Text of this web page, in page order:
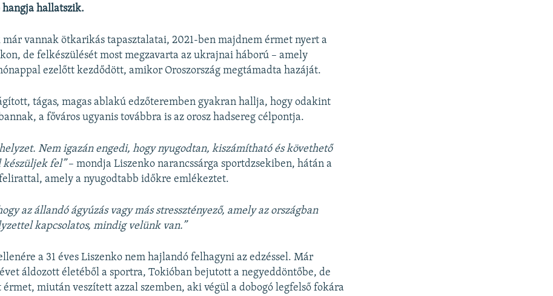
hallatszik.
már vannak ötkarikás tapasztalatai, 2021-ben majdnem érmet nyert a
de felkészülését most megzavarta az ukrajnai háború – amely
ezelőtt kezdődött, amikor Oroszország megtámadta hazáját.
tágas, magas ablakú edzőteremben gyakran hallja, hogy odakint
a főváros ugyanis továbbra is az orosz hadsereg célpontja.
Nem igazán engedi, hogy nyugodtan, kiszámítható és követhető
készüljek fel”– mondja Liszenko narancssárga sportdzsekiben, hátán a
amely a nyugodtabb időkre emlékeztet.
az állandó ágyúzás vagy más stressztényező, amely az országban
kapcsolatos, mindig velünk van.”
a 31 éves Liszenko nem hajlandó felhagyni az edzéssel. Már
áldozott életéből a sportra, Tokióban bejutott a negyeddöntőbe, de
érmet, miután veszített azzal szemben, aki végül a dobogó legfelső fokára